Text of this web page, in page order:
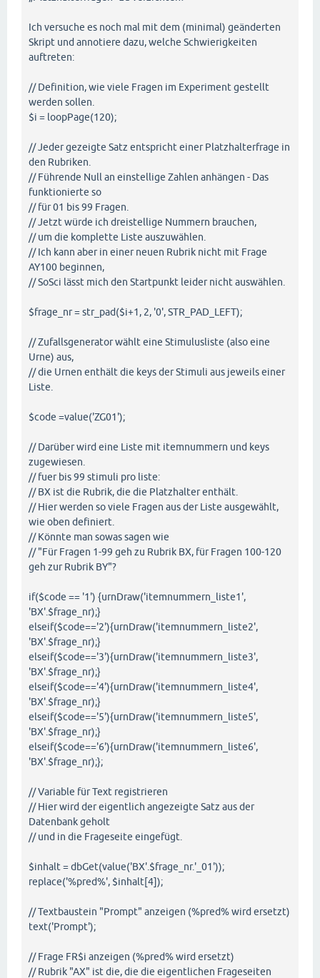
Ich versuche es noch mal mit dem (minimal) geänderten
Skript und annotiere dazu, welche Schwierigkeiten
auftreten:
// Definition, wie viele Fragen im Experiment gestellt
werden sollen.
$i = loopPage(120);
// Jeder gezeigte Satz entspricht einer Platzhalterfrage in
den Rubriken.
// Führende Null an einstellige Zahlen anhängen - Das
funktionierte so
// für 01 bis 99 Fragen.
// Jetzt würde ich dreistellige Nummern brauchen,
// um die komplette Liste auszuwählen.
// Ich kann aber in einer neuen Rubrik nicht mit Frage
AY100 beginnen,
// SoSci lässt mich den Startpunkt leider nicht auswählen.
$frage_nr = str_pad($i+1, 2, '0', STR_PAD_LEFT);
// Zufallsgenerator wählt eine Stimulusliste (also eine
Urne) aus,
// die Urnen enthält die keys der Stimuli aus jeweils einer
Liste.
$code =value('ZG01');
// Darüber wird eine Liste mit itemnummern und keys
zugewiesen.
// fuer bis 99 stimuli pro liste:
// BX ist die Rubrik, die die Platzhalter enthält.
// Hier werden so viele Fragen aus der Liste ausgewählt,
wie oben definiert.
// Könnte man sowas sagen wie
// "Für Fragen 1-99 geh zu Rubrik BX, für Fragen 100-120
geh zur Rubrik BY"?
if($code == '1') {urnDraw('itemnummern_liste1',
'BX'.$frage_nr);}
elseif($code=='2'){urnDraw('itemnummern_liste2',
'BX'.$frage_nr);}
elseif($code=='3'){urnDraw('itemnummern_liste3',
'BX'.$frage_nr);}
elseif($code=='4'){urnDraw('itemnummern_liste4',
'BX'.$frage_nr);}
elseif($code=='5'){urnDraw('itemnummern_liste5',
'BX'.$frage_nr);}
elseif($code=='6'){urnDraw('itemnummern_liste6',
'BX'.$frage_nr);};
// Variable für Text registrieren
// Hier wird der eigentlich angezeigte Satz aus der
Datenbank geholt
// und in die Frageseite eingefügt.
$inhalt = dbGet(value('BX'.$frage_nr.'_01'));
replace('%pred%', $inhalt[4]);
// Textbaustein "Prompt" anzeigen (%pred% wird ersetzt)
text('Prompt');
// Frage FR$i anzeigen (%pred% wird ersetzt)
// Rubrik "AX" ist die, die die eigentlichen Frageseiten